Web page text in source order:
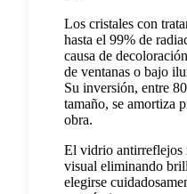
Los cristales con
hasta el 99% de
causa de
de ventanas o bajo
Su inversión, entre
tamaño, se amortiza
obra.
El vidrio antirreflejos
visual eliminando
elegirse